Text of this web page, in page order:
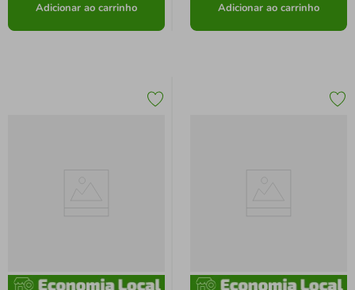
Adicionar ao carrinho Adicionar ao carrinho